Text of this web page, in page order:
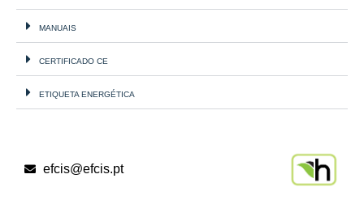
MANUAIS
CERTIFICADO CE
ETIQUETA ENERGÉTICA
efcis@efcis.pt